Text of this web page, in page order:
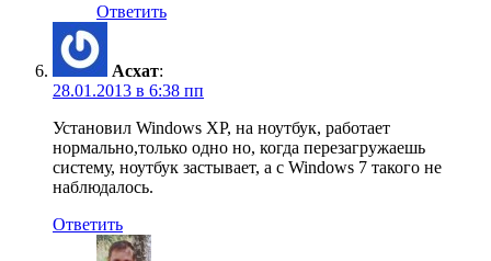
Ответить
Асхат:
28.01.2013 в 6:38 пп
Установил Windows XP, на ноутбук, работает
нормально,только одно но, когда перезагружаешь
систему, ноутбук застывает, а с Windows 7 такого не
наблюдалось.
Ответить